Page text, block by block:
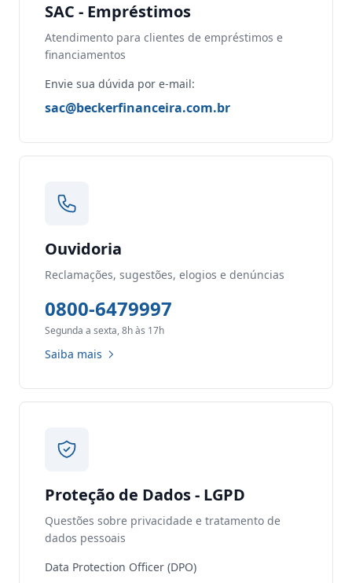
SAC - Empréstimos
Atendimento para clientes de empréstimos e
financiamentos
Envie sua dúvida por e-mail:
sac@beckerfinanceira.com.br
Ouvidoria
Reclamações, sugestões, elogios e denúncias
0800-6479997
Segunda a sexta, 8h às 17h
Saiba mais
Proteção de Dados - LGPD
Questões sobre privacidade e tratamento de
dados pessoais
Data Protection Officer (DPO)